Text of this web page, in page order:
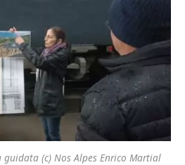
(c) Nos Alpes Enrico Martial